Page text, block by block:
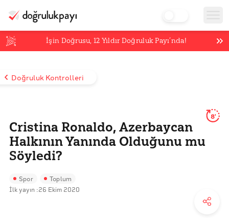
İşin Doğrusu,12 Yıldır Doğruluk Payı’nda!
Doğruluk Kontrolleri
Cristina Ronaldo, Azerbaycan
Halkının Yanında Olduğunu mu
Söyledi?
8'
Spor Toplum
İlk yayın :26 Ekim 2020